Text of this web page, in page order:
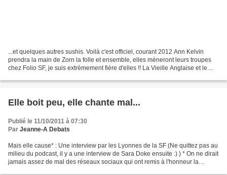
...et quelques autres sushis. Voilà c'est officiel, courant 2012 Ann Kelvin
prendra la main de Zorn la folle et ensemble, elles mèneront leurs troupes
chez Folio SF, je suis extrèmement fière d'elles !! La Vieille Anglaise et le
Elle boit peu, elle chante mal...
Publié le 11/10/2011 à 07:30
Par Jeanne-A Debats
Mais elle cause* : Une interview par les Lyonnes de la SF (Ne quittez pas au
milieu du podcast, il y a une interview de Sara Doke ensuite :) ) * On ne dirait
jamais assez de mal des réseaux sociaux qui ont remis à l'honneur la